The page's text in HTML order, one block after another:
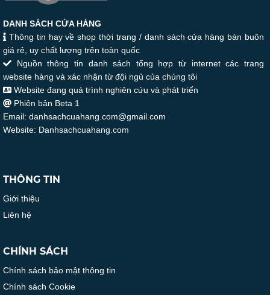
DANH SÁCH CỬA HÀNG
Thông tin hay về shop thời trang / danh sách cửa hàng bán buôn
giá rẻ, uy chất lượng trên toàn quốc
Nguồn thông tin danh sách tổng hợp từ internet các trang
website hàng và xác nhận từ đội ngủ của chúng tôi
Website đang quá trình nghiên cứu và phát triển
Phiên bản Beta 1
Email: danhsachcuahang.com@gmail.com
Website: Danhsachcuahang.com
THÔNG TIN
Giới thiệu
Liên hệ
CHÍNH SÁCH
Chính sách bảo mật thông tin
Chính sách Cookie